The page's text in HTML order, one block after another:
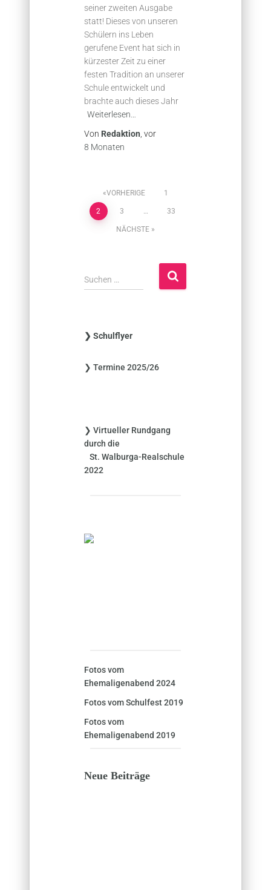
seiner zweiten Ausgabe
statt! Dieses von unseren
Schülern ins Leben
gerufene Event hat sich in
kürzester Zeit zu einer
festen Tradition an unserer
Schule entwickelt und
brachte auch dieses Jahr
Weiterlesen…
Von Redaktion , vor
8 Monaten
Seitennummerierung
der
VORHERIGE 1
2 3 33
NÄCHSTE
S
u
n
a
Suchen …
❯ Schulflyer
❯ Termine 2025/26
❯ Virtueller Rundgang
durch die
St. Walburga-Realschule
2022
Fotos vom
Ehemaligenabend 2024
Fotos vom Schulfest 2019
Fotos vom
Ehemaligenabend 2019
Neue Beiträge